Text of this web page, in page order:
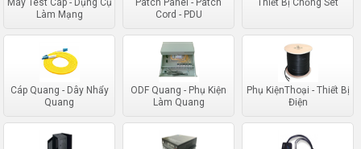
Máy Test Cáp - Dụng Cụ
Làm Mạng
Patch Panel - Patch
Cord - PDU
Thiết Bị Chống Sét
Cáp Quang - Dây Nhẩy
Quang
ODF Quang - Phụ Kiện
Làm Quang
Phụ KiệnThoại - Thiết Bị
Điện